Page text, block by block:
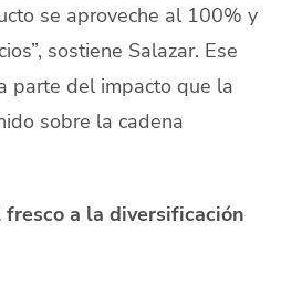
se aproveche al 100% y
sostiene Salazar. Ese
parte del impacto que la
sobre la cadena
a la diversificación